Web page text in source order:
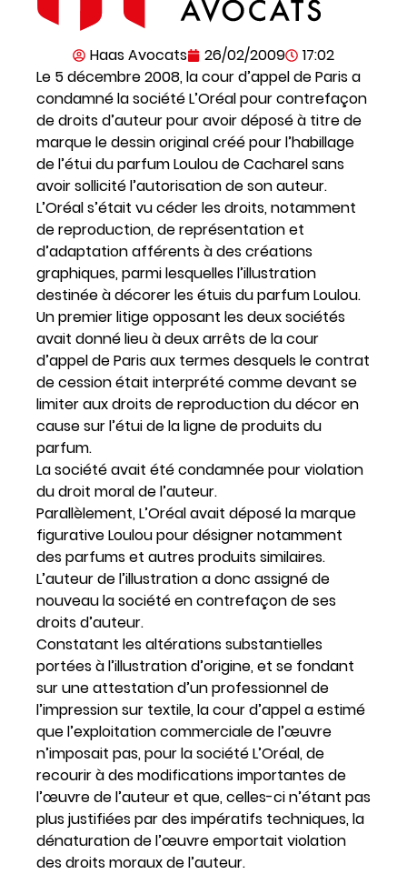
Haas Avocats 26/02/2009
17:02
Le 5 décembre 2008, la cour d’appel de Paris a
condamné la société L’Oréal pour contrefaçon
de droits d’auteur pour avoir déposé à titre de
marque le dessin original créé pour l’habillage
de l’étui du parfum Loulou de Cacharel sans
avoir sollicité l’autorisation de son auteur.
L’Oréal s’était vu céder les droits, notamment
de reproduction, de représentation et
d’adaptation afférents à des créations
graphiques, parmi lesquelles l’illustration
destinée à décorer les étuis du parfum Loulou.
Un premier litige opposant les deux sociétés
avait donné lieu à deux arrêts de la cour
d’appel de Paris aux termes desquels le contrat
de cession était interprété comme devant se
limiter aux droits de reproduction du décor en
cause sur l’étui de la ligne de produits du
parfum.
La société avait été condamnée pour violation
du droit moral de l’auteur.
Parallèlement, L’Oréal avait déposé la marque
figurative Loulou pour désigner notamment
des parfums et autres produits similaires.
L’auteur de l’illustration a donc assigné de
nouveau la société en contrefaçon de ses
droits d’auteur.
Constatant les altérations substantielles
portées à l’illustration d’origine, et se fondant
sur une attestation d’un professionnel de
l’impression sur textile, la cour d’appel a estimé
que l’exploitation commerciale de l’œuvre
n’imposait pas, pour la société L’Oréal, de
recourir à des modifications importantes de
l’œuvre de l’auteur et que, celles-ci n’étant pas
plus justifiées par des impératifs techniques, la
dénaturation de l’œuvre emportait violation
des droits moraux de l’auteur.